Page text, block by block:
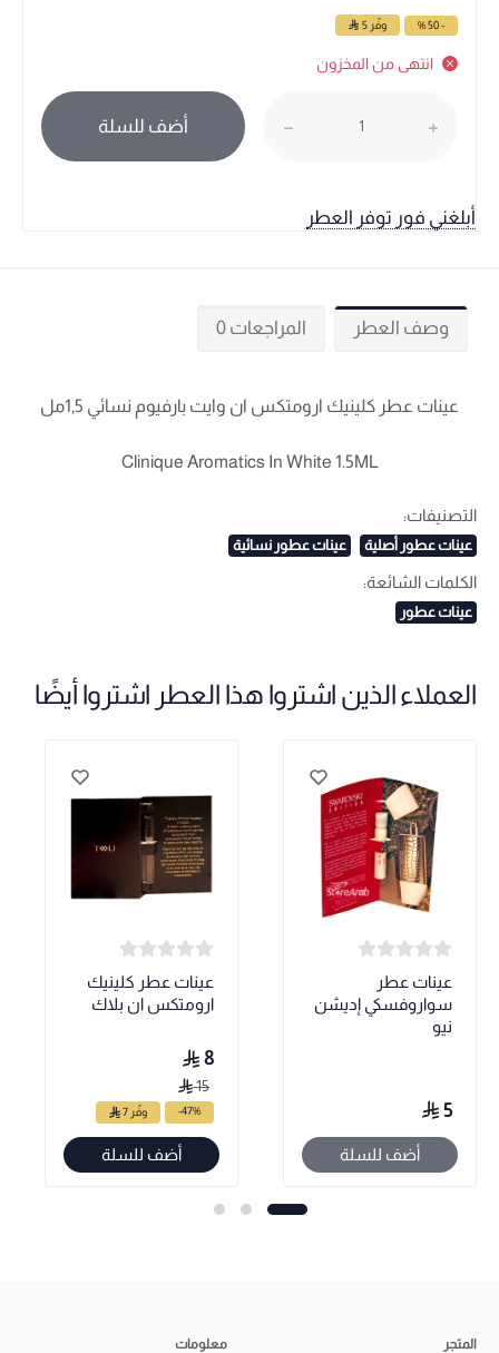
- 50 % وفّر 5
انتهى من المخزون
أضف للسلة
أبلغني فور توفر العطر
وصف العطر المراجعات 0
عينات عطر كلينيك ارومتكس ان وايت بارفيوم نسائي 1,5مل
Clinique Aromatics In White 1.5ML
التصنيفات:
عينات عطور أصلية عينات عطور نسائية
الكلمات الشائعة:
عينات عطور
العملاء الذين اشتروا هذا العطر اشتروا أيضًا
عينات عطر
سواروفسكي إديشن
نيو
5
أضف للسلة
عينات عطر كلينيك
ارومتكس ان بلاك
8
15
-47% وفّر 7
أضف للسلة
المتجر معلومات